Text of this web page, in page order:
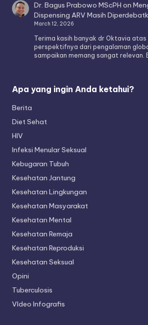
Dr. Bagus Prabowo MScPH on
Dispensing ARV Masih
March 12, 2026
Terima kasih banyak dr Oktavia
perspektifnya dari pengalaman
sampaikan memang sangat relevan.
Apa yang ingin Anda ketahui?
Berita
Diet Sehat
HIV
Infeksi Menular Seksual
Kebugaran Tubuh
Kesehatan Jantung
Kesehatan Lingkungan
Kesehatan Masyarakat
Kesehatan Mental
Kesehatan Remaja
Kesehatan Reproduksi
Kesehatan Seksual
Opini
Tuberculosis
VIdeo Infografis